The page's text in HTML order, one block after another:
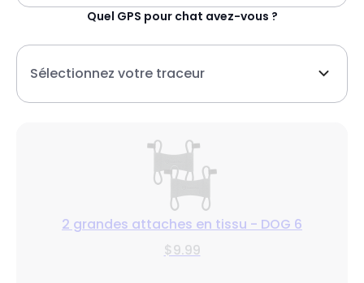
Quel GPS pour chat avez-vous ?
Sélectionnez votre traceur
2 grandes attaches en tissu - DOG 6
$9.99